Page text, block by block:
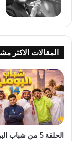
المقالات الاكثر